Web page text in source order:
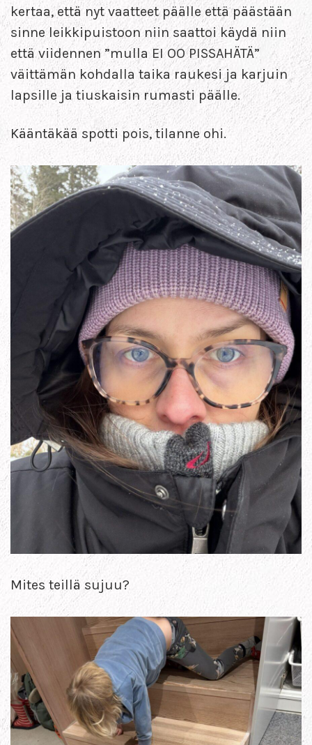
kertaa, että nyt vaatteet päälle että päästään
sinne leikkipuistoon niin saattoi käydä niin
että viidennen ”mulla EI OO PISSAHÄTÄ”
väittämän kohdalla taika raukesi ja karjuin
lapsille ja tiuskaisin rumasti päälle.
Kääntäkää spotti pois, tilanne ohi.
Mites teillä sujuu?